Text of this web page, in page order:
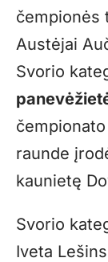
čempionės
Austėjai
Svorio
raunde
kaunietę
Svorio
Iveta